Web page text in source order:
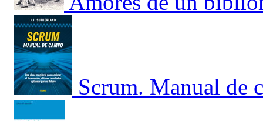
Scrum. Manual de